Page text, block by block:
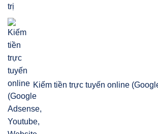
Kiếm tiền trực tuyến online